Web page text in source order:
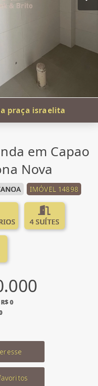
praça israelita
em Capao
Nova
IMÓVEL 14898
4 SUÍTES
0